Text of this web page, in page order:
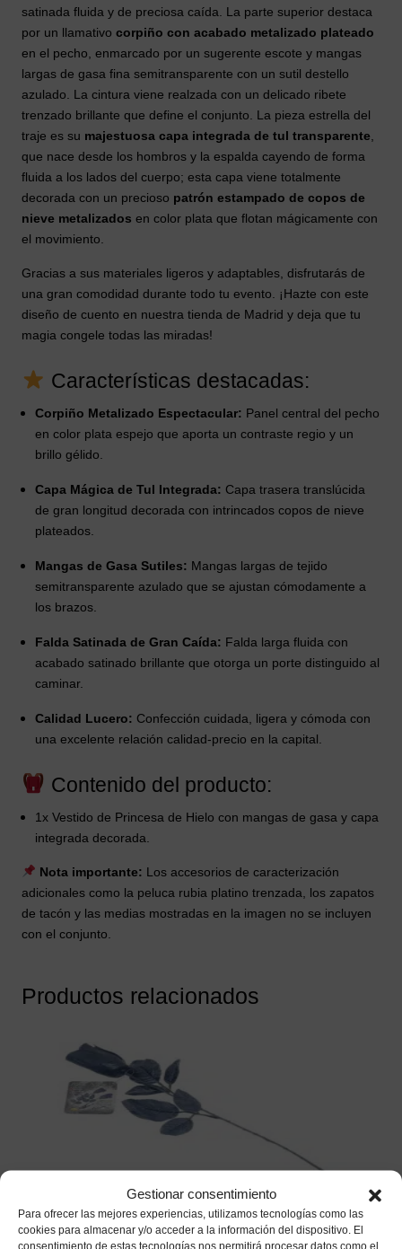
Gestionar consentimiento
Para ofrecer las mejores experiencias, utilizamos tecnologías como las
cookies para almacenar y/o acceder a la información del dispositivo. El
consentimiento de estas tecnologías nos permitirá procesar datos como el
satinada fluida y de preciosa caída. La parte superior destaca
por un llamativo corpiño con acabado metalizado plateado
en el pecho, enmarcado por un sugerente escote y mangas
largas de gasa fina semitransparente con un sutil destello
azulado. La cintura viene realzada con un delicado ribete
trenzado brillante que define el conjunto. La pieza estrella del
traje es su majestuosa capa integrada de tul transparente
que nace desde los hombros y la espalda cayendo de forma
fluida a los lados del cuerpo; esta capa viene totalmente
decorada con un precioso patrón estampado de copos de
nieve metalizados en color plata que flotan mágicamente con
el movimiento.
Gracias a sus materiales ligeros y adaptables, disfrutarás de
una gran comodidad durante todo tu evento. ¡Hazte con este
diseño de cuento en nuestra tienda de Madrid y deja que tu
magia congele todas las miradas!
Características destacadas:
Corpiño Metalizado Espectacular: Panel central del pecho
en color plata espejo que aporta un contraste regio y un
brillo gélido.
Capa Mágica de Tul Integrada: Capa trasera translúcida
de gran longitud decorada con intrincados copos de nieve
plateados.
Mangas de Gasa Sutiles: Mangas largas de tejido
semitransparente azulado que se ajustan cómodamente a
los brazos.
Falda Satinada de Gran Caída: Falda larga fluida con
acabado satinado brillante que otorga un porte distinguido al
caminar.
Calidad Lucero: Confección cuidada, ligera y cómoda con
una excelente relación calidad-precio en la capital.
Contenido del producto:
1x Vestido de Princesa de Hielo con mangas de gasa y capa
integrada decorada.
Nota importante: Los accesorios de caracterización
adicionales como la peluca rubia platino trenzada, los zapatos
de tacón y las medias mostradas en la imagen no se incluyen
con el conjunto.
Productos relacionados